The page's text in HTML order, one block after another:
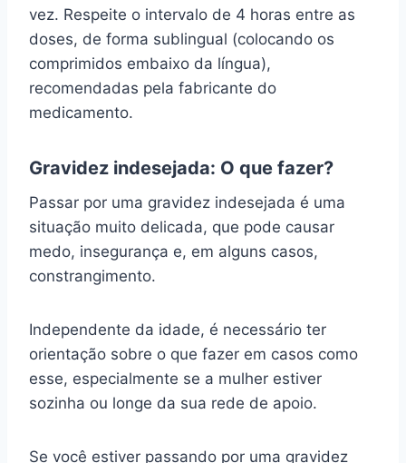
vez. Respeite o intervalo de 4 horas entre as
doses, de forma sublingual (colocando os
comprimidos embaixo da língua),
recomendadas pela fabricante do
medicamento.
Gravidez indesejada: O que fazer?
Passar por uma gravidez indesejada é uma
situação muito delicada, que pode causar
medo, insegurança e, em alguns casos,
constrangimento.
Independente da idade, é necessário ter
orientação sobre o que fazer em casos como
esse, especialmente se a mulher estiver
sozinha ou longe da sua rede de apoio.
Se você estiver passando por uma gravidez